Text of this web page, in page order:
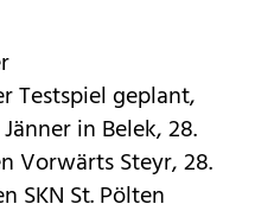
Testspiel geplant,
in Belek, 28.
Vorwärts Steyr, 28.
SKN St. Pölten